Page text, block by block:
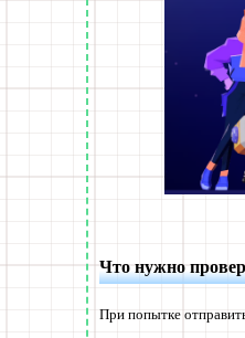
Что нужно
При попытке